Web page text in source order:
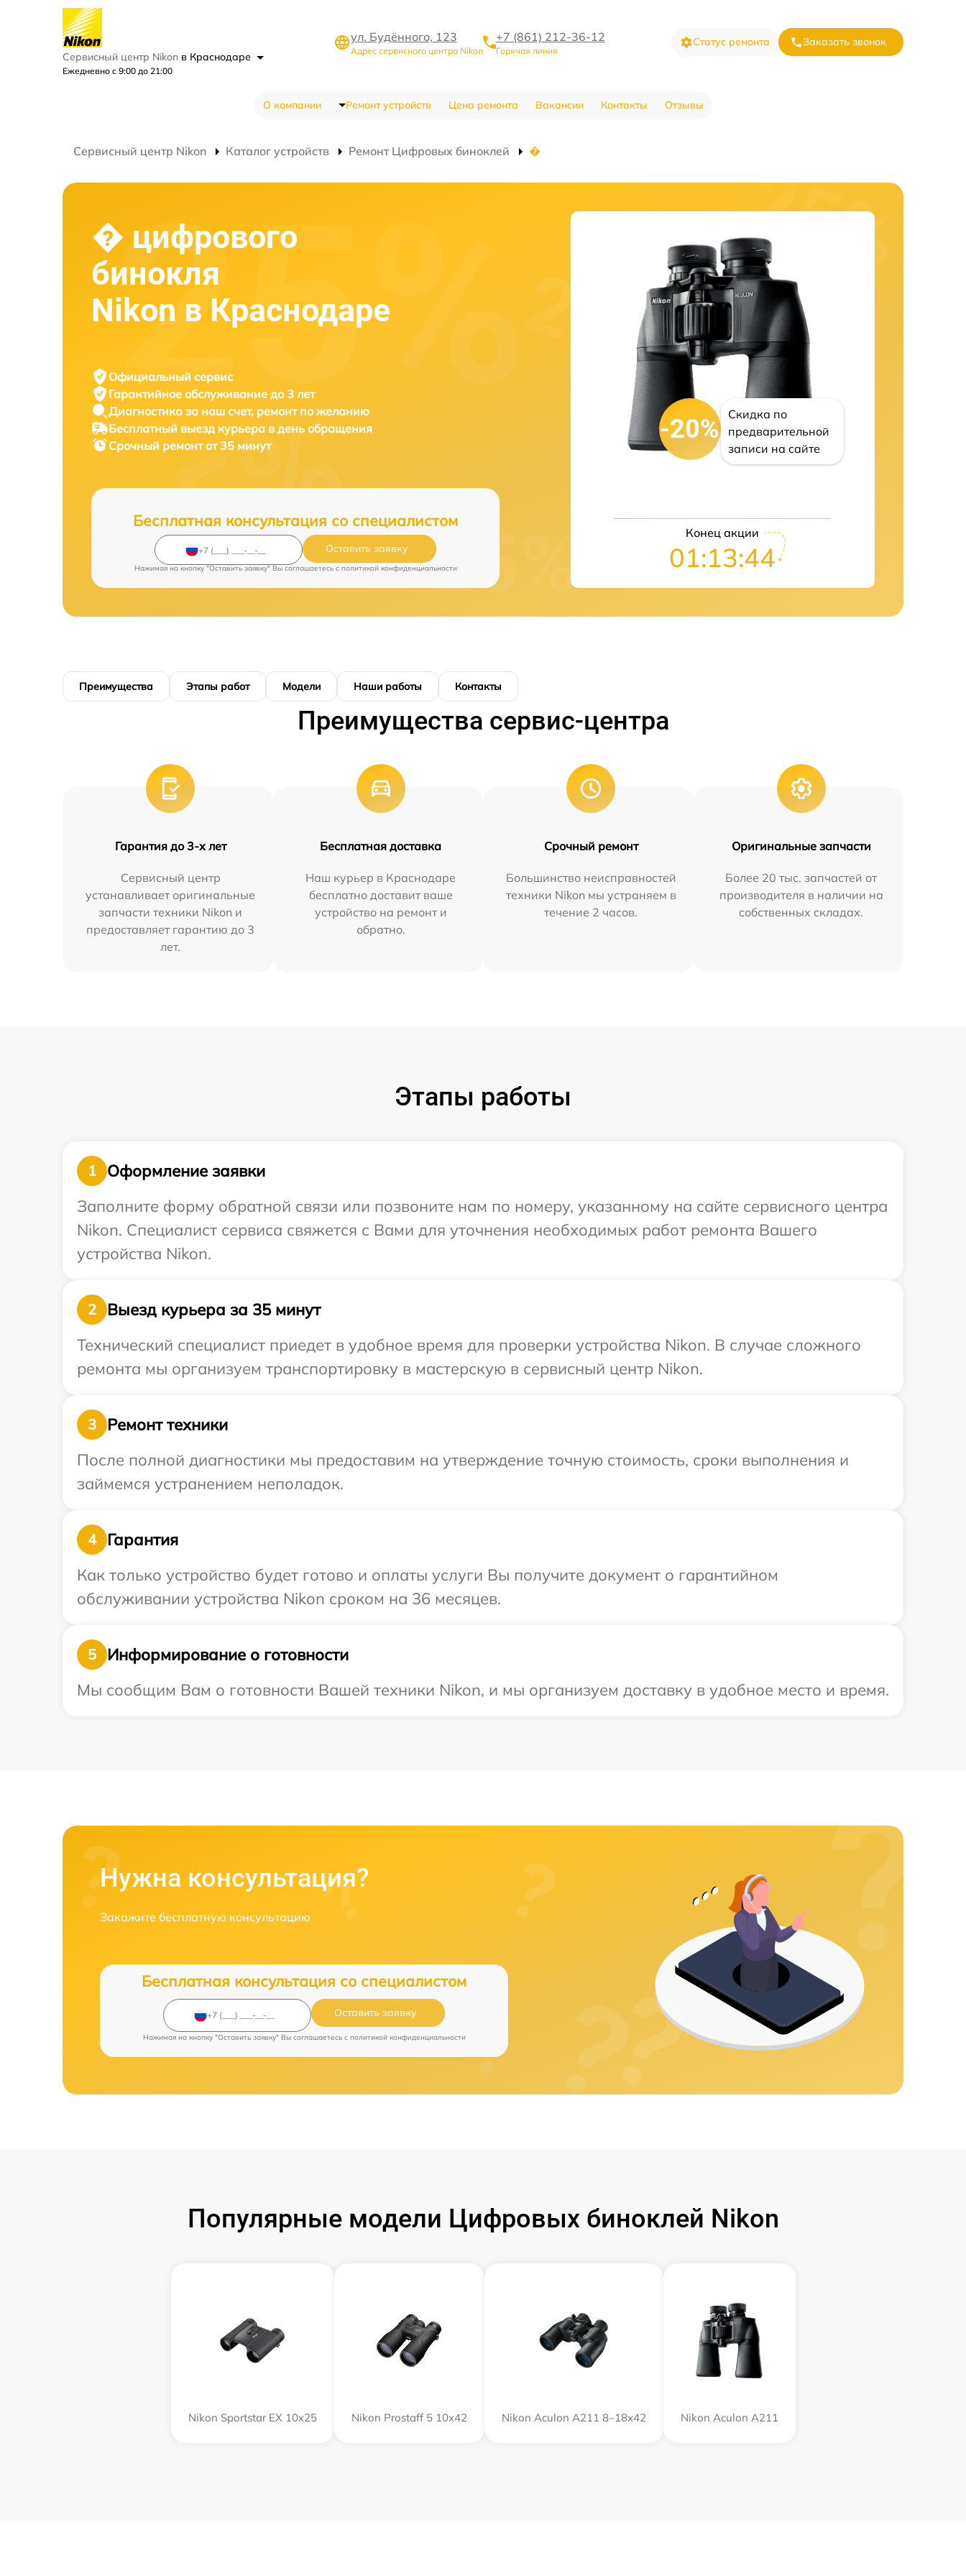
Сервисный центр Nikon в Краснодаре
Ежедневно с 9:00 до 21:00
ул. Будённого, 123
Адрес сервисного центра Nikon
+7 (861) 212-36-12
Горячая линия
Статус ремонта Заказать звонок
О компании Ремонт устройств Цена ремонта Вакансии Контакты Отзывы
Сервисный центр Nikon Каталог устройств Ремонт Цифровых биноклей �
� цифрового
бинокля
Nikon в Краснодаре
Официальный сервис
Гарантийное обслуживание до 3 лет
Диагностика за наш счет, ремонт по желанию
Бесплатный выезд курьера в день обращения
Срочный ремонтот 35 минут
Бесплатная консультация со специалистом
Оставить заявку
Нажимая на кнопку "Оставить заявку" Вы соглашаетесь c политикой конфиденциальности
-20%
Скидка по
предварительной
записи на сайте
Конец акции
01:13:43
Преимущества Этапы работ Модели Наши работы Контакты
Преимущества сервис-центра
Гарантия до 3-х лет
Сервисный центр
устанавливает оригинальные
запчасти техники Nikon и
предоставляет гарантию до 3
лет.
Бесплатная доставка
Наш курьер в Краснодаре
бесплатно доставит ваше
устройство на ремонт и
обратно.
Срочный ремонт
Большинство неисправностей
техники Nikon мы устраняем в
течение 2 часов.
Оригинальные запчасти
Более 20 тыс. запчастей от
производителя в наличии на
собственных складах.
Этапы работы
1
Оформление заявки
Заполните форму обратной связи или позвоните нам по номеру, указанному на сайте сервисного центра
Nikon. Специалист сервиса свяжется с Вами для уточнения необходимых работ ремонта Вашего
устройства Nikon.
2
Выезд курьера за 35 минут
Технический специалист приедет в удобное время для проверки устройства Nikon. В случае сложного
ремонта мы организуем транспортировку в мастерскую в сервисный центр Nikon.
3
Ремонт техники
После полной диагностики мы предоставим на утверждение точную стоимость, сроки выполнения и
займемся устранением неполадок.
4
Гарантия
Как только устройство будет готово и оплаты услуги Вы получите документ о гарантийном
обслуживании устройства Nikon сроком на 36 месяцев.
5
Информирование о готовности
Мы сообщим Вам о готовности Вашей техники Nikon, и мы организуем доставку в удобное место и время.
Нужна консультация?
Закажите бесплатную консультацию
Бесплатная консультация со специалистом
Оставить заявку
Нажимая на кнопку "Оставить заявку" Вы соглашаетесь c политикой конфиденциальности
Популярные модели Цифровых биноклей Nikon
Nikon Sportstar EX 10x25 Nikon Prostaff 5 10x42 Nikon Aculon A211 8–18x42 Nikon Aculon A211